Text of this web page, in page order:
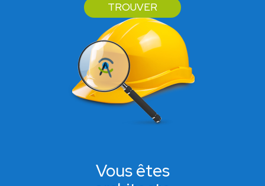
TROUVER
Vous êtes